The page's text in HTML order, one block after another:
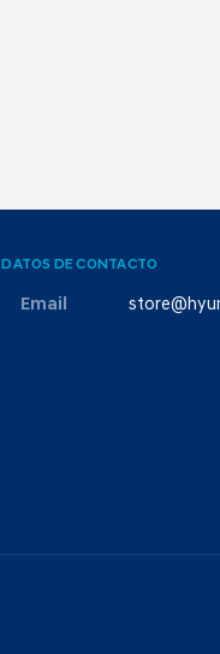
DATOS DE CONTACTO
Email